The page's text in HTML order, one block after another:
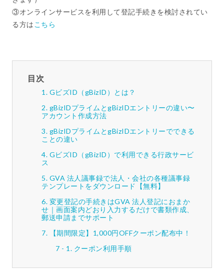
③オンラインサービスを利用して登記手続きを検討されてい
る方は こちら
目次
GビズID（gBizID）とは？
gBizIDプライムとgBizIDエントリーの違い〜
アカウント作成方法
gBizIDプライムとgBizIDエントリーでできる
ことの違い
GビズID（gBizID）で利用できる行政サービ
ス
GVA 法人議事録で法人・会社の各種議事録
テンプレートをダウンロード【無料】
変更登記の手続きはGVA 法人登記におまか
せ｜画面案内どおり入力するだけで書類作成、
郵送申請までサポート
【期間限定】1,000円OFFクーポン配布中！
クーポン利用手順